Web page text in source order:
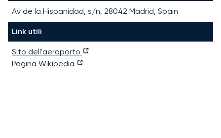
Av de la Hispanidad, s/n, 28042 Madrid, Spain
Link utili
Sito dell'aeroporto
Pagina Wikipedia